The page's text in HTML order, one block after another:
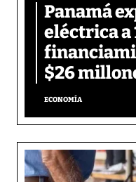
Panamá
eléctrica a
$26
ECONOMÍA